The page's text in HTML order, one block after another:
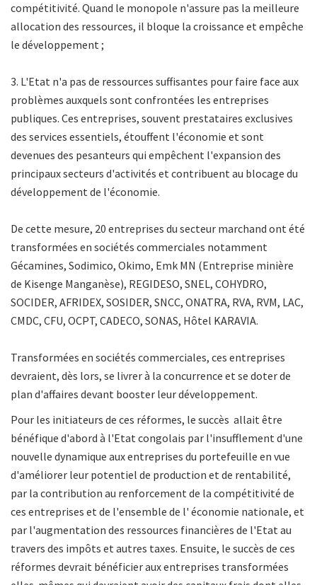
compétitivité. Quand le monopole n'assure pas la meilleure
allocation des ressources, il bloque la croissance et empêche
le développement ;
3. L'Etat n'a pas de ressources suffisantes pour faire face aux
problèmes auxquels sont confrontées les entreprises
publiques. Ces entreprises, souvent prestataires exclusives
des services essentiels, étouffent l'économie et sont
devenues des pesanteurs qui empêchent l'expansion des
principaux secteurs d'activités et contribuent au blocage du
développement de l'économie.
De cette mesure, 20 entreprises du secteur marchand ont été
transformées en sociétés commerciales notamment
Gécamines, Sodimico, Okimo, Emk MN (Entreprise minière
de Kisenge Manganèse), REGIDESO, SNEL, COHYDRO,
SOCIDER, AFRIDEX, SOSIDER, SNCC, ONATRA, RVA, RVM, LAC,
CMDC, CFU, OCPT, CADECO, SONAS, Hôtel KARAVIA.
Transformées en sociétés commerciales, ces entreprises
devraient, dès lors, se livrer à la concurrence et se doter de
plan d'affaires devant booster leur développement.
Pour les initiateurs de ces réformes, le succès allait être
bénéfique d'abord à l'Etat congolais par l'insufflement d'une
nouvelle dynamique aux entreprises du portefeuille en vue
d'améliorer leur potentiel de production et de rentabilité,
par la contribution au renforcement de la compétitivité de
ces entreprises et de l'ensemble de l' économie nationale, et
par l'augmentation des ressources financières de l'Etat au
travers des impôts et autres taxes. Ensuite, le succès de ces
réformes devrait bénéficier aux entreprises transformées